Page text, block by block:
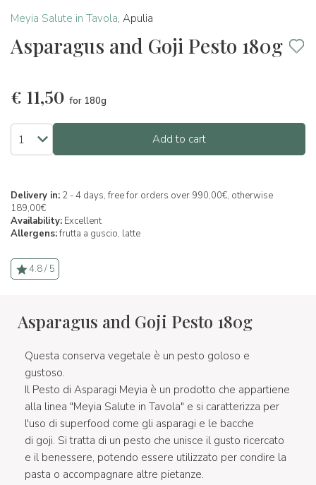
Meyia Salute in Tavola, Apulia
Asparagus and Goji Pesto 180g
€ 11,50 for 180g
Add to cart
Delivery in: 2 - 4 days, free for orders over 990,00€, otherwise
189,00€
Availability: Excellent
Allergens:frutta a guscio, latte
4.8 / 5
Asparagus and Goji Pesto 180g
Questa conserva vegetale è un pesto goloso e
gustoso.
Il Pesto di Asparagi Meyia è un prodotto che appartiene
alla linea "Meyia Salute in Tavola" e si caratterizza per
l'uso di superfood come gli asparagi e le bacche
di goji. Si tratta di un pesto che unisce il gusto ricercato
e il benessere, potendo essere utilizzato per condire la
pasta o accompagnare altre pietanze.